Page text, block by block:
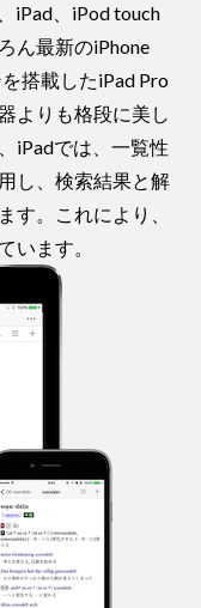
iPad、iPod touch
ん最新のiPhone
搭載したiPad Pro
よりも格段に美し
iPadでは、一覧性
し、検索結果と解
す。これにより、
います。